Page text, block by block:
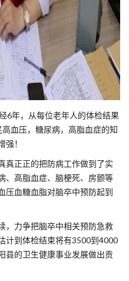
6年，从每位老年人的体检结果
血压，糖尿病，高脂血症的知
！
真正正的把防病工作做到了实
、高脂血症、脑梗死、房颤等
压血糖血脂对脑卒中预防起到
，力争把脑卒中相关预防急救
计到体检结束将有3500到4000
县的卫生健康事业发展做出贡